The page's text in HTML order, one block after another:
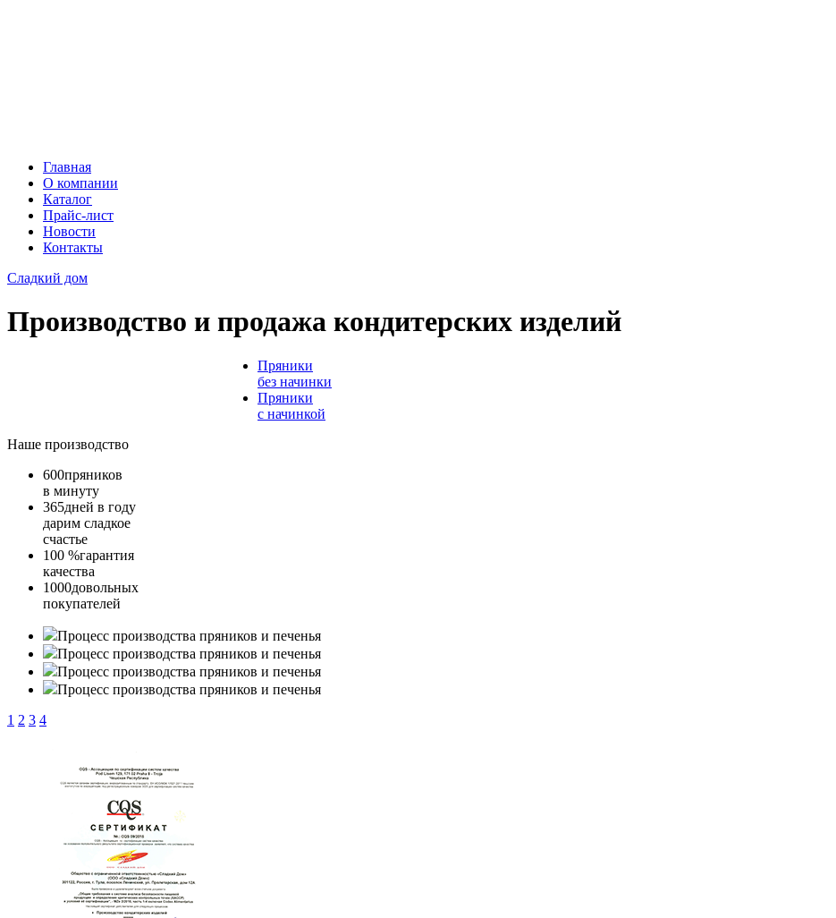
Главная
О компании
Каталог
Прайс-лист
Новости
Контакты
Сладкий дом
Производство и продажа кондитерских изделий
Пряники
без начинки
Пряники
с начинкой
Наше производство
600пряников
в минуту
365дней в году
дарим сладкое
счастье
100 %гарантия
качества
1000довольных
покупателей
Процесс производства пряников и печенья
Процесс производства пряников и печенья
Процесс производства пряников и печенья
Процесс производства пряников и печенья
1 2 3 4